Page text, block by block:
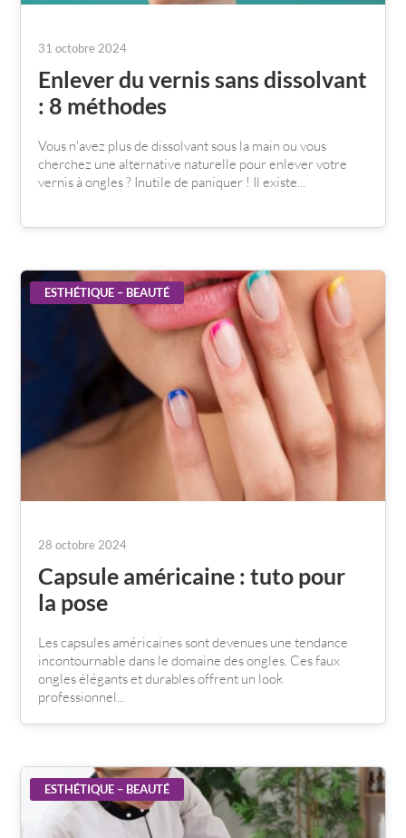
31 octobre 2024
Enlever du vernis sans dissolvant
: 8 méthodes
Vous n'avez plus de dissolvant sous la main ou vous
cherchez une alternative naturelle pour enlever votre
vernis à ongles ? Inutile de paniquer ! Il existe...
ESTHÉTIQUE – BEAUTÉ
28 octobre 2024
Capsule américaine : tuto pour
la pose
Les capsules américaines sont devenues une tendance
incontournable dans le domaine des ongles. Ces faux
ongles élégants et durables offrent un look
professionnel...
ESTHÉTIQUE – BEAUTÉ